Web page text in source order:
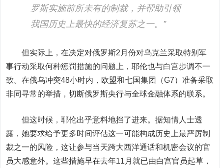
罗斯实施前所未有的制裁，并帮助引领
我国历史上最快的经济复苏之一。”
但实际上，在决定对俄罗斯2月份对乌克兰采取特别军
事行动采取何种惩罚措施的问题上，耶伦也与白宫步调不一
致。在俄乌冲突48小时内，欧盟和七国集团（G7）准备采取
非同寻常的举措，切断俄罗斯央行与全球金融体系的联系。
但这时候，耶伦出乎意料地挡了进来。据知情人士透
露，她要求给予更多时间评估这一可能构成历史上最严厉制
裁之一的风险，这让参与当天跨大西洋通话和机密会议的官
员大感意外。这些措施早在去年11月就已由白宫官员起草，